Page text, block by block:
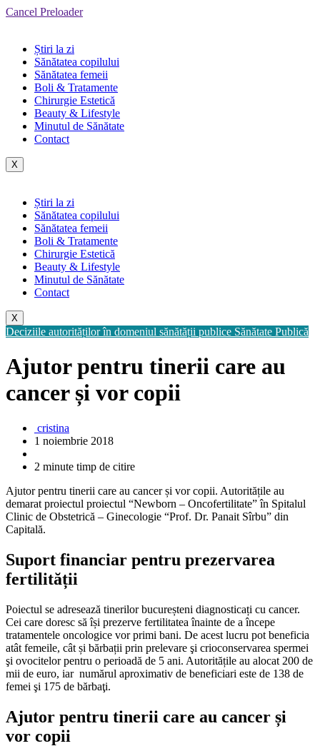
Cancel Preloader
Știri la zi
Sănătatea copilului
Sănătatea femeii
Boli & Tratamente
Chirurgie Estetică
Beauty & Lifestyle
Minutul de Sănătate
Contact
X
Știri la zi
Sănătatea copilului
Sănătatea femeii
Boli & Tratamente
Chirurgie Estetică
Beauty & Lifestyle
Minutul de Sănătate
Contact
X
Deciziile autorităților în domeniul sănătății publice Sănătate Publică
Ajutor pentru tinerii care au
cancer și vor copii
cristina
1 noiembrie 2018
2 minute timp de citire
Ajutor pentru tinerii care au cancer și vor copii. Autoritățile au
demarat proiectul proiectul “Newborn – Oncofertilitate” în Spitalul
Clinic de Obstetrică – Ginecologie “Prof. Dr. Panait Sîrbu” din
Capitală.
Suport financiar pentru prezervarea
fertilității
Poiectul se adresează tinerilor bucureșteni diagnosticați cu cancer.
Cei care doresc să își prezerve fertilitatea înainte de a începe
tratamentele oncologice vor primi bani. De acest lucru pot beneficia
atât femeile, cât și bărbații prin prelevare şi crioconservarea spermei
şi ovocitelor pentru o perioadă de 5 ani. Autoritățile au alocat 200 de
mii de euro, iar numărul aproximativ de beneficiari este de 138 de
femei şi 175 de bărbaţi.
Ajutor pentru tinerii care au cancer și
vor copii